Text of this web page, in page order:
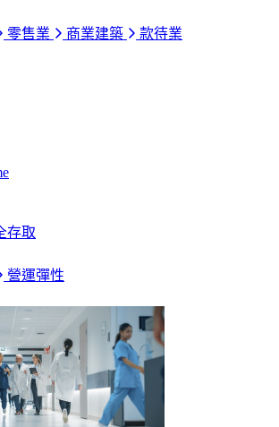
零售業 商業建築 款待業
存取
營運彈性